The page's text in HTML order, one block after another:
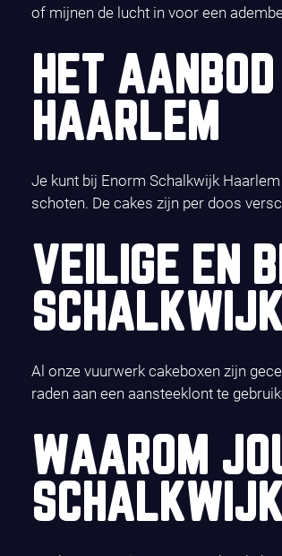
of mijnen de lucht in voor een
HET
HAARLEM
Je kunt bij Enorm Schalkwijk
schoten. De cakes zijn per doos
VEILIGE EN
Al onze vuurwerk cakeboxen zijn
raden aan een aansteeklont te
WAAROM